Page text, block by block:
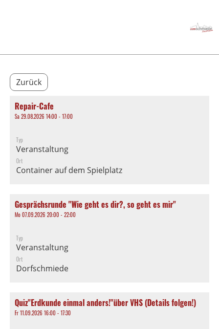
Zurück
Repair-Cafe
Sa 29.08.2026 14:00 - 17:00
Typ
Veranstaltung
Ort
Container auf dem Spielplatz
Gesprächsrunde "Wie geht es dir?, so geht es mir"
Mo 07.09.2026 20:00 - 22:00
Typ
Veranstaltung
Ort
Dorfschmiede
Quiz"Erdkunde einmal anders!"über VHS (Details folgen!)
Fr 11.09.2026 16:00 - 17:30